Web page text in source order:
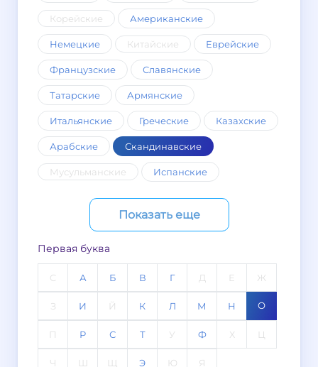
Корейские Американские
Немецкие Китайские Еврейские
Французские Славянские
Татарские Армянские
Итальянские Греческие Казахские
Арабские Скандинавские
Мусульманские Испанские
Показать еще
Первая буква
C А Б В Г Д Е Ж
З И Й К Л М Н О
П Р С Т У Ф Х Ц
Ч Э Ю Я